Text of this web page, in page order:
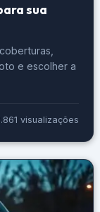
sua
e escolher a
visualizações